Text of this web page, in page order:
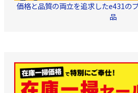
価格と品質の両立を追求したe431の
品